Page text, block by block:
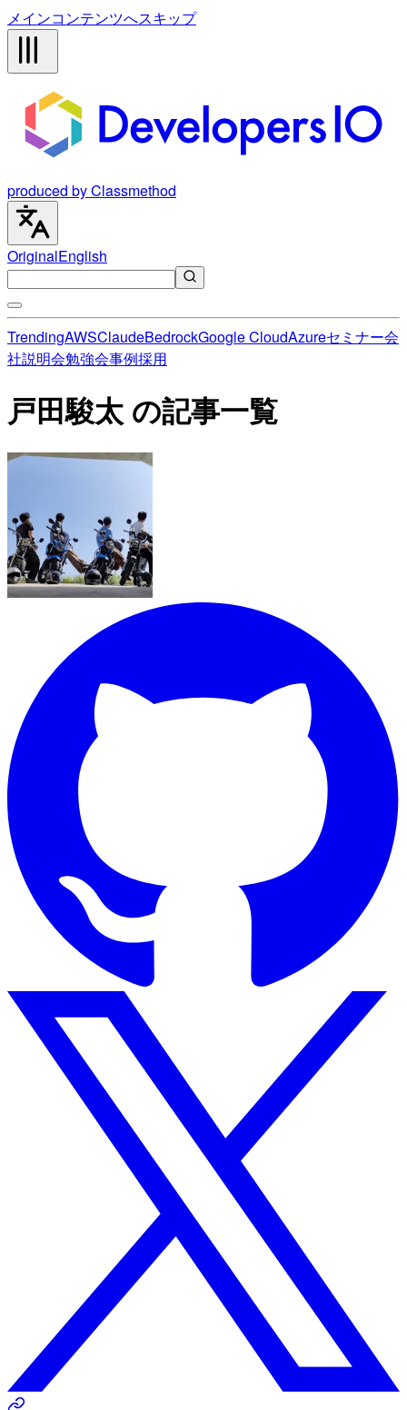
メインコンテンツへスキップ
produced by Classmethod
OriginalEnglish
TrendingAWSClaudeBedrockGoogle CloudAzureセミナー会
社説明会勉強会事例採用
戸田駿太 の記事一覧